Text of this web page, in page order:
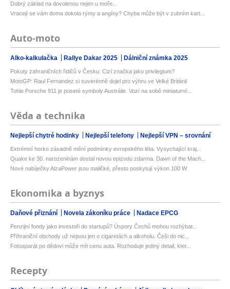
Dobrý základ na dovolenou nejen u moře...
Vracejí se vám doma dokola rýmy a angíny? Chyba může být v zubním kart...
Auto-moto
Alko-kalkulačka Rallye Dakar 2025 Dálniční známka 2025
Pokuty zahraničních řidičů v Česku: Cizí značka jako privilegium?
MotoGP: Raul Fernandez si suverénně dojel pro výhru ve Velké Británii
Tohle Porsche 911 je poseté symboly Austrálie. Vozí na sobě miniaturní...
Věda a technika
Nejlepší chytré hodinky Nejlepší telefony Nejlepší VPN – srovnání
Extrémní horko zásadně mění podmínky evropského léta. Vysychající kraj...
Quake ke 30. narozeninám dostal novou epizodu zdarma. Dawn of the Mach...
Nové nabíječky AlzaPower jsou maličké, přesto poskytují výkon 100 W
Ekonomika a byznys
Daňové přiznání Novela zákoníku práce Nadace EPCG
Penzijní fondy jako investoři do startupů? Úspory Čechů mohou rozhýbat...
Příhraniční obchody už nejsou jen o cigaretách a alkoholu. Češi do nic...
Fotoaparát po dědovi může mít cenu auta. Rozhoduje jediný detail, kter...
Recepty